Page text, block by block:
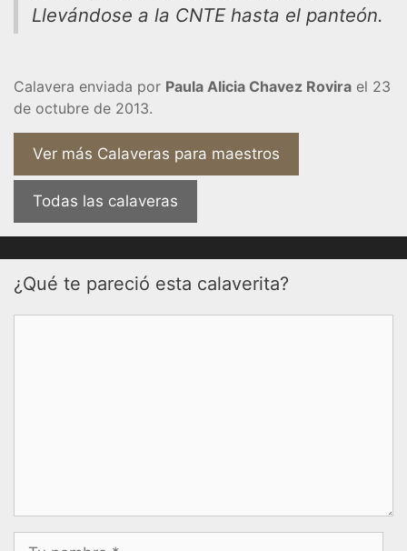
Llevándose a la CNTE hasta el panteón.
Calavera enviada por Paula Alicia Chavez Rovira el 23
de octubre de 2013.
Ver más Calaveras para maestros
Todas las calaveras
¿Qué te pareció esta calaverita?